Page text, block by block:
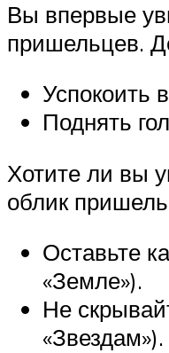
Вы впервые
пришельцев.
Успокоить
Поднять
Хотите ли вы
облик
Оставьте
«Земле»).
Не
«Звездам»).